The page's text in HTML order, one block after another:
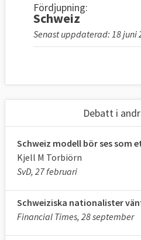
Fördjupning:
Schweiz
Senast uppdaterad: 18 juni
Debatt i
Schweiz modell bör ses som
Kjell M Torbiörn
SvD, 27 februari
Schweiziska nationalister
Financial Times, 28 september